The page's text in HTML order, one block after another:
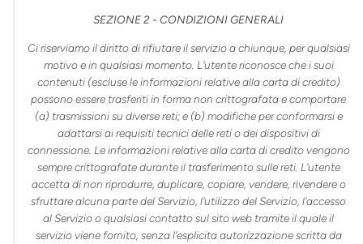
SEZIONE 2 - CONDIZIONI GENERALI
Ci riserviamo il diritto di rifiutare il servizio a chiunque, per qualsiasi
motivo e in qualsiasi momento. L'utente riconosce che i suoi
contenuti (escluse le informazioni relative alla carta di credito)
possono essere trasferiti in forma non crittografata e comportare
(a) trasmissioni su diverse reti; e (b) modifiche per conformarsi e
adattarsi ai requisiti tecnici delle reti o dei dispositivi di
connessione. Le informazioni relative alla carta di credito vengono
sempre crittografate durante il trasferimento sulle reti. L'utente
accetta di non riprodurre, duplicare, copiare, vendere, rivendere o
sfruttare alcuna parte del Servizio, l'utilizzo del Servizio, l'accesso
al Servizio o qualsiasi contatto sul sito web tramite il quale il
servizio viene fornito, senza l'esplicita autorizzazione scritta da